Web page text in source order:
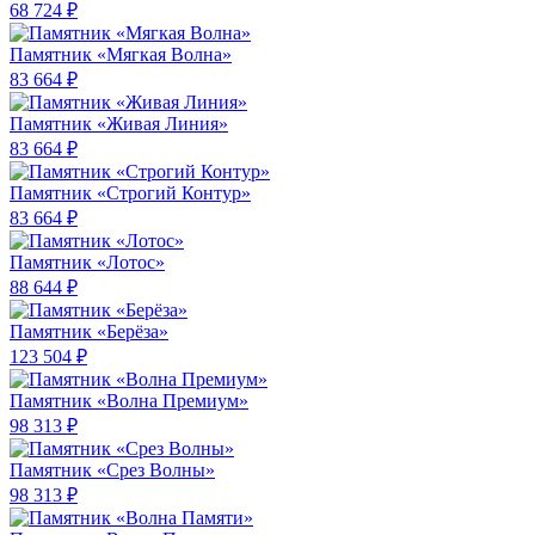
68 724 ₽
Памятник «Мягкая Волна»
83 664 ₽
Памятник «Живая Линия»
83 664 ₽
Памятник «Строгий Контур»
83 664 ₽
Памятник «Лотос»
88 644 ₽
Памятник «Берёза»
123 504 ₽
Памятник «Волна Премиум»
98 313 ₽
Памятник «Срез Волны»
98 313 ₽